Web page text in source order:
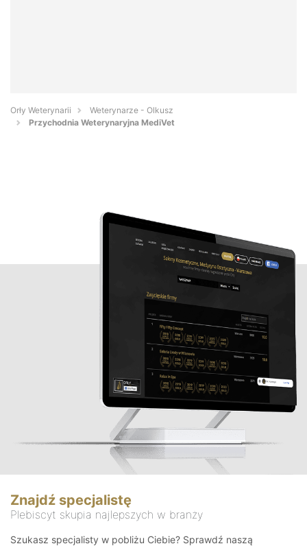
Orły Weterynarii
Weterynarze - Olkusz
Przychodnia Weterynaryjna MediVet
Znajdź specjalistę
Plebiscyt skupia najlepszych w branży
Szukasz specjalisty w pobliżu Ciebie? Sprawdź naszą